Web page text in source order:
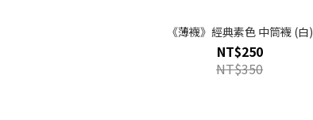
《薄襪》經典素色 中筒襪 (白)
NT$250
NT$350